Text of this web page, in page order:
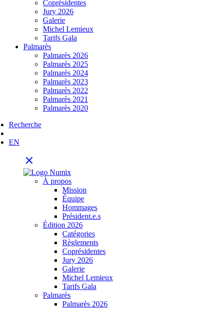
Coprésidentes
Jury 2026
Galerie
Michel Lemieux
Tarifs Gala
Palmarès
Palmarès 2026
Palmarès 2025
Palmarès 2024
Palmarès 2023
Palmarès 2022
Palmarès 2021
Palmarès 2020
Recherche
EN
close
À propos
Mission
Équipe
Hommages
Président.e.s
Édition 2026
Catégories
Règlements
Coprésidentes
Jury 2026
Galerie
Michel Lemieux
Tarifs Gala
Palmarès
Palmarès 2026